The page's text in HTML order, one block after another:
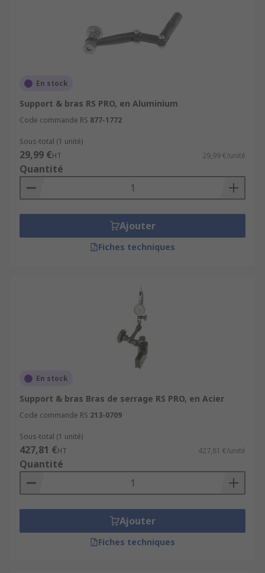
En stock
Support & bras RS PRO, en Aluminium
Code commande RS 877-1772
Sous-total (1 unité)
29,99 €HT 29,99 €/unité
Quantité
Ajouter
Fiches techniques
En stock
Support & bras Bras de serrage RS PRO, en Acier
Code commande RS 213-0709
Sous-total (1 unité)
427,81 €HT 427,81 €/unité
Quantité
Ajouter
Fiches techniques